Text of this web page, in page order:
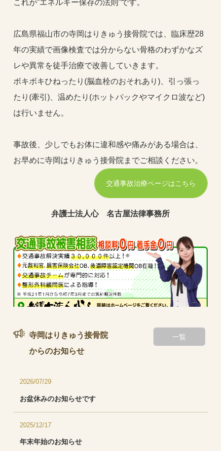
これが”エネルギー保存の法則”です。
広島県福山市の寺岡はりきゅう接骨院では、臨床歴28
年の実績で画像検査では分からない骨格のわずかなズ
レや異常を徒手治療で改善していきます。
ボキボキひねったり(脳血栓のおそれあり)、引っ張っ
たり(牽引)、温めたり(ホットパックやマイクロ波など)
は行いません。
事故後、少しでもお体に違和感や痛みがある場合は、
お早めに寺岡はりきゅう接骨院までご相談ください。
交通事故治療ページはこちら
弁護士法人心 名古屋法律事務所
当院は、交通事故に大変詳しい弁護士法人心さんの助言を受けるな
どし、交通事故被害者の方の救済に力を入れております。
寺岡はりきゅう接骨院
からのお知らせ
一覧
2026/07/29
お盆休みのお知らせです
2025/12/17
年末年始のお知らせ